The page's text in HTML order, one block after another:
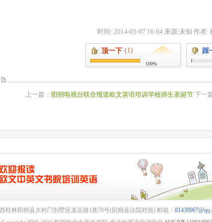
时间: 2014-03-07 16:04 来源:未知 作者:
顶一下 (1)
100%
踩
上一篇： 阳朔电视台联合报道欧文英语培训学校师生圣诞节 下一
桂林阳朔县大村门别墅区龙岳路1巷78号(阳朔县法院对面) 邮箱：